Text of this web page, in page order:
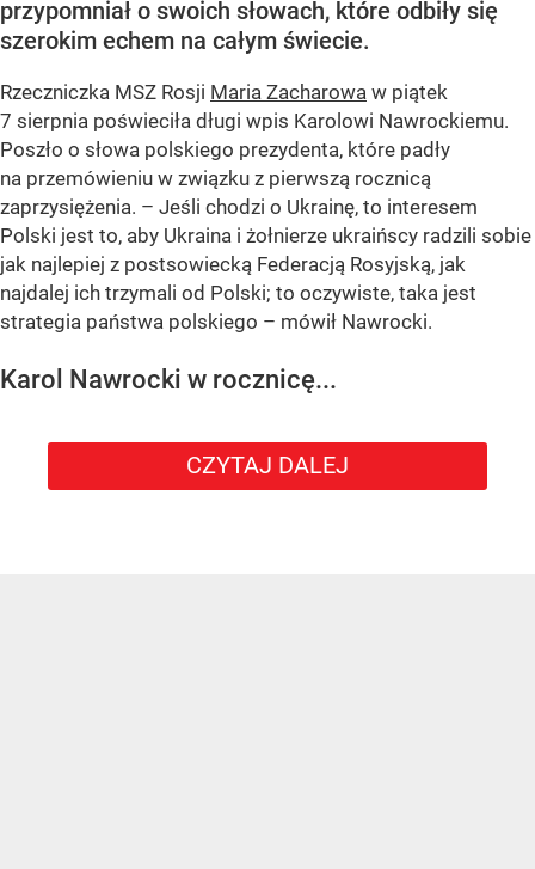
przypomniał o swoich słowach, które odbiły się
szerokim echem na całym świecie.
Rzeczniczka MSZ Rosji Maria Zacharowa w piątek
7 sierpnia poświeciła długi wpis Karolowi Nawrockiemu.
Poszło o słowa polskiego prezydenta, które padły
na przemówieniu w związku z pierwszą rocznicą
zaprzysiężenia. – Jeśli chodzi o Ukrainę, to interesem
Polski jest to, aby Ukraina i żołnierze ukraińscy radzili sobie
jak najlepiej z postsowiecką Federacją Rosyjską, jak
najdalej ich trzymali od Polski; to oczywiste, taka jest
strategia państwa polskiego – mówił Nawrocki.
Karol Nawrocki w rocznicę...
CZYTAJ DALEJ